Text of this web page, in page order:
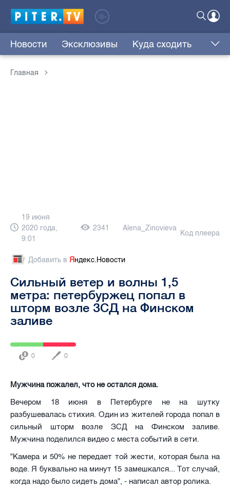
Новости Эксклюзивы Куда сходить
Главная
19 июня
2020 года,
9:01
2341 Alena_Zinovieva
Код плеера
Добавить в Яндекс.Новости
Сильный ветер и волны 1,5
метра: петербуржец попал в
шторм возле ЗСД на Финском
заливе
0 0
Мужчина пожалел, что не остался дома.
Вечером 18 июня в Петербурге не на шутку
разбушевалась стихия. Один из жителей города попал в
сильный шторм возле ЗСД на Финском заливе.
Мужчина поделился видео с места событий в сети.
"Камера и 50% не передает той жести, которая была на
воде. Я буквально на минут 15 замешкался... Тот случай,
когда надо было сидеть дома", - написал автор ролика.